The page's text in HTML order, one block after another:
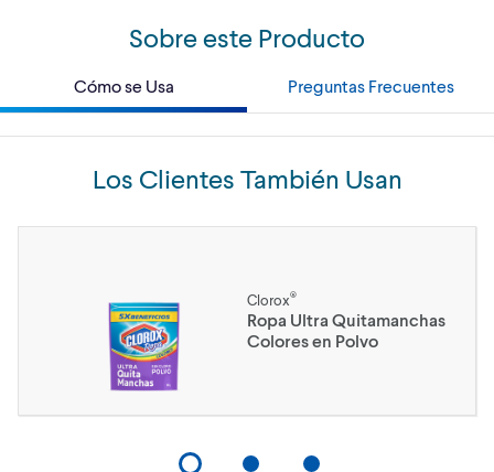
Sobre este Producto
Cómo se Usa Preguntas Frecuentes
Los Clientes También Usan
Clorox®
Ropa Ultra Quitamanchas
Colores en Polvo